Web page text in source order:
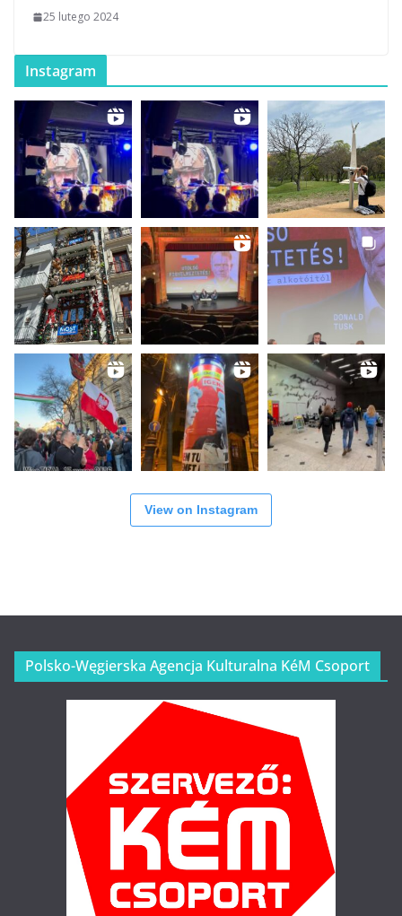
25 lutego 2024
Instagram
View on Instagram
Polsko-Węgierska Agencja Kulturalna KéM Csoport